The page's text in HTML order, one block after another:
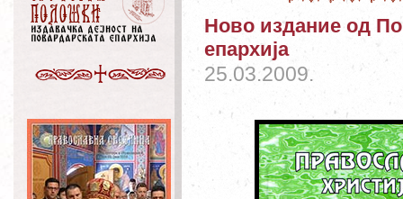
Ново издание од
епархија
25.03.2009.